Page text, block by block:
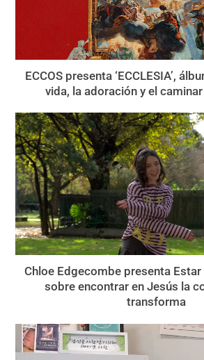
ECCOS presenta ‘ECCLESIA’,
vida, la adoración y el
Chloe Edgecombe presenta
sobre encontrar en Jesús la
transforma